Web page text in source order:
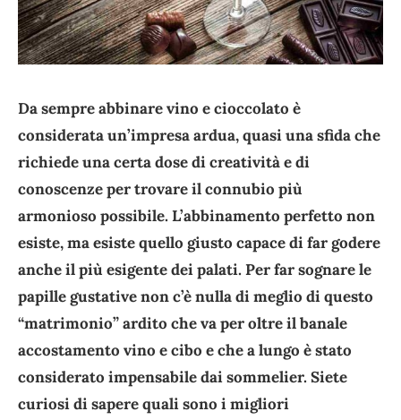
Da sempre abbinare vino e cioccolato è
considerata un’impresa ardua, quasi una sfida che
richiede una certa dose di creatività e di
conoscenze per trovare il connubio più
armonioso possibile. L’abbinamento perfetto non
esiste, ma esiste quello giusto capace di far godere
anche il più esigente dei palati. Per far sognare le
papille gustative non c’è nulla di meglio di questo
“matrimonio” ardito che va per oltre il banale
accostamento vino e cibo e che a lungo è stato
considerato impensabile dai sommelier. Siete
curiosi di sapere quali sono i migliori